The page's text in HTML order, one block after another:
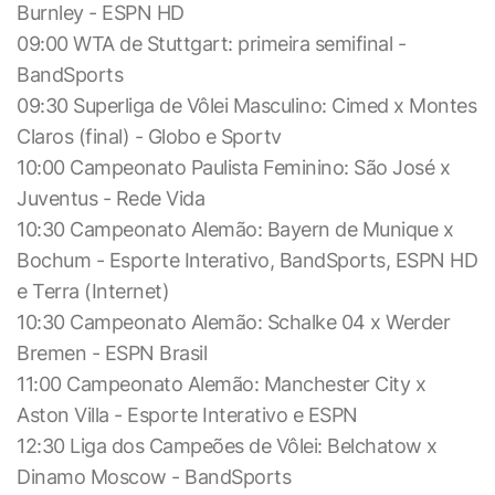
Burnley - ESPN HD
09:00 WTA de Stuttgart: primeira semifinal -
BandSports
09:30 Superliga de Vôlei Masculino: Cimed x Montes
Claros (final) - Globo e Sportv
10:00 Campeonato Paulista Feminino: São José x
Juventus - Rede Vida
10:30 Campeonato Alemão: Bayern de Munique x
Bochum - Esporte Interativo, BandSports, ESPN HD
e Terra (Internet)
10:30 Campeonato Alemão: Schalke 04 x Werder
Bremen - ESPN Brasil
11:00 Campeonato Alemão: Manchester City x
Aston Villa - Esporte Interativo e ESPN
12:30 Liga dos Campeões de Vôlei: Belchatow x
Dinamo Moscow - BandSports